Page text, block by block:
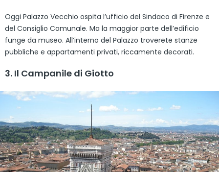
Oggi Palazzo Vecchio ospita l’ufficio del Sindaco di Firenze e
del Consiglio Comunale. Ma la maggior parte dell’edificio
funge da museo. All’interno del Palazzo troverete stanze
pubbliche e appartamenti privati, riccamente decorati.
3. Il Campanile di Giotto